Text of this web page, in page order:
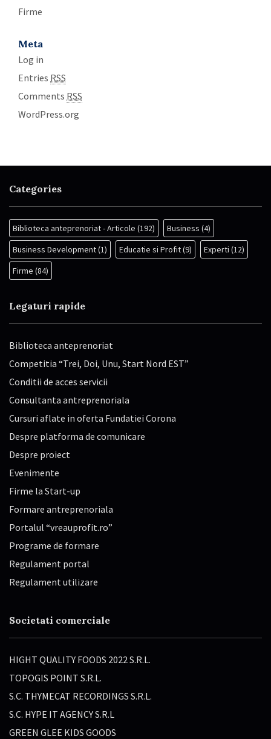
Firme
Meta
Log in
Entries RSS
Comments RSS
WordPress.org
Categories
Biblioteca anteprenoriat - Articole (192) Business (4)
Business Development(1) Educatie si Profit(9) Experti (12)
Firme (84)
Legaturi rapide
Biblioteca anteprenoriat
Competitia “Trei, Doi, Unu, Start Nord EST”
Conditii de acces servicii
Consultanta antreprenoriala
Cursuri aflate in oferta Fundatiei Corona
Despre platforma de comunicare
Despre proiect
Evenimente
Firme la Start-up
Formare antreprenoriala
Portalul “vreauprofit.ro”
Programe de formare
Regulament portal
Regulament utilizare
Societati comerciale
HIGHT QUALITY FOODS 2022 S.R.L.
TOPOGIS POINT S.R.L.
S.C. THYMECAT RECORDINGS S.R.L.
S.C. HYPE IT AGENCY S.R.L
GREEN GLEE KIDS GOODS